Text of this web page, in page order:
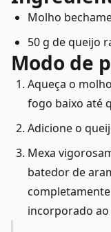
Molho
50 g de queijo
Modo de
Aqueça o
fogo baixo até
Adicione o
Mexa
batedor de
incorporado